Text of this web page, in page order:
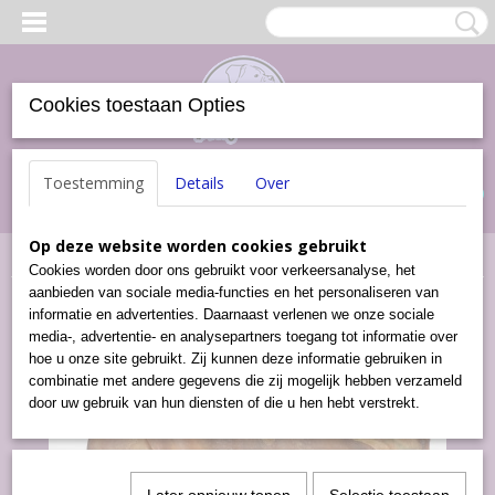
Inloggen Registreren
(0)
Home >Snacks>Varkens Oren (3 stuks)
Cookies toestaan Opties
Toestemming Details Over
Op deze website worden cookies gebruikt
Cookies worden door ons gebruikt voor verkeersanalyse, het
aanbieden van sociale media-functies en het personaliseren van
informatie en advertenties. Daarnaast verlenen we onze sociale
media-, advertentie- en analysepartners toegang tot informatie over
hoe u onze site gebruikt. Zij kunnen deze informatie gebruiken in
combinatie met andere gegevens die zij mogelijk hebben verzameld
door uw gebruik van hun diensten of die u hen hebt verstrekt.